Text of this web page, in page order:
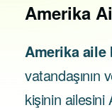
Amerika
Amerika
kişinin